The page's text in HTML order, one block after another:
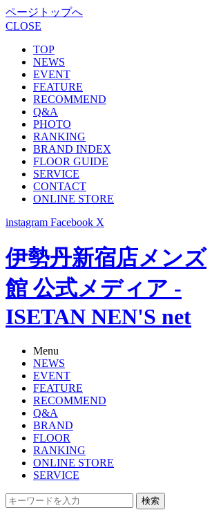
ページトップへ
CLOSE
TOP
NEWS
EVENT
FEATURE
RECOMMEND
Q&A
PHOTO
RANKING
BRAND INDEX
FLOOR GUIDE
SERVICE
CONTACT
ONLINE STORE
instagram Facebook X
伊勢丹新宿店メンズ
館 公式メディア -
ISETAN NEN'S net
Menu
NEWS
EVENT
FEATURE
RECOMMEND
Q&A
BRAND
FLOOR
RANKING
ONLINE STORE
SERVICE
検索